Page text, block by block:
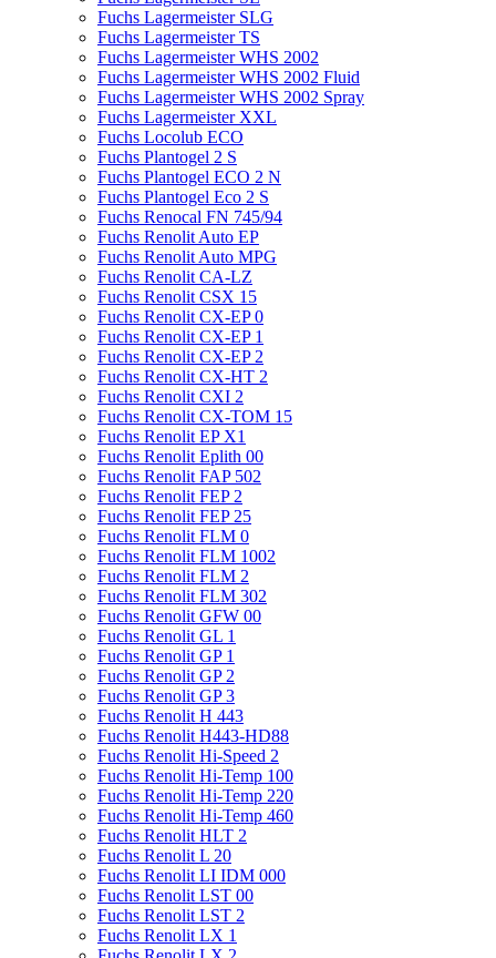
Fuchs Lagermeister SLG
Fuchs Lagermeister TS
Fuchs Lagermeister WHS 2002
Fuchs Lagermeister WHS 2002 Fluid
Fuchs Lagermeister WHS 2002 Spray
Fuchs Lagermeister XXL
Fuchs Locolub ECO
Fuchs Plantogel 2 S
Fuchs Plantogel ECO 2 N
Fuchs Plantogel Eco 2 S
Fuchs Renocal FN 745/94
Fuchs Renolit Auto EP
Fuchs Renolit Auto MPG
Fuchs Renolit CA-LZ
Fuchs Renolit CSX 15
Fuchs Renolit CX-EP 0
Fuchs Renolit CX-EP 1
Fuchs Renolit CX-EP 2
Fuchs Renolit CX-HT 2
Fuchs Renolit CXI 2
Fuchs Renolit CX-TOM 15
Fuchs Renolit EP X1
Fuchs Renolit Eplith 00
Fuchs Renolit FAP 502
Fuchs Renolit FEP 2
Fuchs Renolit FEP 25
Fuchs Renolit FLM 0
Fuchs Renolit FLM 1002
Fuchs Renolit FLM 2
Fuchs Renolit FLM 302
Fuchs Renolit GFW 00
Fuchs Renolit GL 1
Fuchs Renolit GP 1
Fuchs Renolit GP 2
Fuchs Renolit GP 3
Fuchs Renolit H 443
Fuchs Renolit H443-HD88
Fuchs Renolit Hi-Speed 2
Fuchs Renolit Hi-Temp 100
Fuchs Renolit Hi-Temp 220
Fuchs Renolit Hi-Temp 460
Fuchs Renolit HLT 2
Fuchs Renolit L 20
Fuchs Renolit LI IDM 000
Fuchs Renolit LST 00
Fuchs Renolit LST 2
Fuchs Renolit LX 1